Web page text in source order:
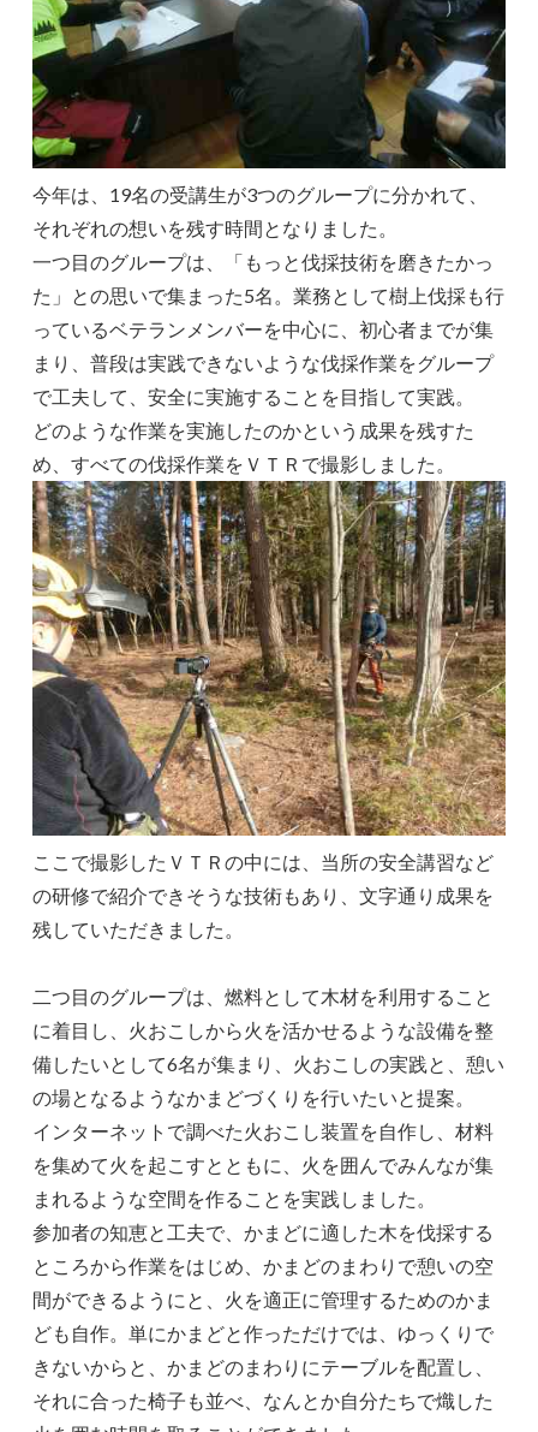
今年は、19名の受講生が3つのグループに分かれて、
それぞれの想いを残す時間となりました。
一つ目のグループは、「もっと伐採技術を磨きたかっ
た」との思いで集まった5名。業務として樹上伐採も行
っているベテランメンバーを中心に、初心者までが集
まり、普段は実践できないような伐採作業をグループ
で工夫して、安全に実施することを目指して実践。
どのような作業を実施したのかという成果を残すた
め、すべての伐採作業をＶＴＲで撮影しました。
ここで撮影したＶＴＲの中には、当所の安全講習など
の研修で紹介できそうな技術もあり、文字通り成果を
残していただきました。
二つ目のグループは、燃料として木材を利用すること
に着目し、火おこしから火を活かせるような設備を整
備したいとして6名が集まり、火おこしの実践と、憩い
の場となるようなかまどづくりを行いたいと提案。
インターネットで調べた火おこし装置を自作し、材料
を集めて火を起こすとともに、火を囲んでみんなが集
まれるような空間を作ることを実践しました。
参加者の知恵と工夫で、かまどに適した木を伐採する
ところから作業をはじめ、かまどのまわりで憩いの空
間ができるようにと、火を適正に管理するためのかま
ども自作。単にかまどと作っただけでは、ゆっくりで
きないからと、かまどのまわりにテーブルを配置し、
それに合った椅子も並べ、なんとか自分たちで熾した